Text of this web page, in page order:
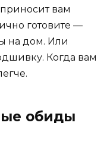
вам
готовите —
на дом. Или
Когда вам
обиды